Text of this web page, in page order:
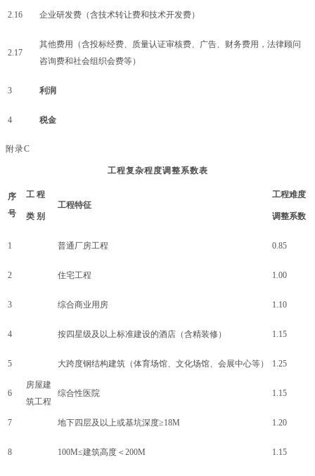
2.16 企业研发费（含技术转让费和技术开发费）
2.17
其他费用（含投标经费、质量认证审核费、广告、财务费用，法律顾问
咨询费和社会组织会费等）
3 利润
4 税金
附录C
工程复杂程度调整系数表
序
号
工 程
类 别
工程特征
工程难度
调整系数
1
房屋建
筑工程
普通厂房工程 0.85
2 住宅工程 1.00
3 综合商业用房 1.10
4 按四星级及以上标准建设的酒店（含精装修） 1.15
5 大跨度钢结构建筑（体育场馆、文化场馆、会展中心等） 1.25
6 综合性医院 1.15
7 地下四层及以上或基坑深度≥18M 1.20
8 100M≤建筑高度＜200M 1.15